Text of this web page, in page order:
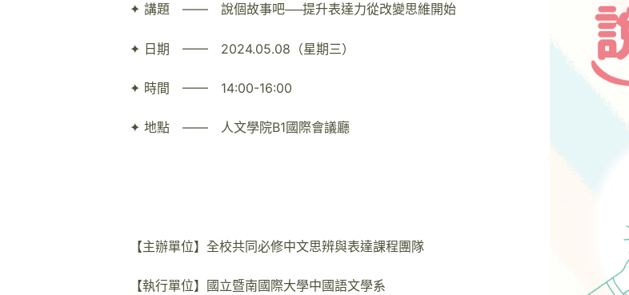
✦ 講題 —— 說個故事吧──提升表達力從改變思維開始
✦ 日期 —— 2024.05.08（星期三）
✦ 時間 —— 14:00-16:00
✦ 地點 —— 人文學院B1國際會議廳
【主辦單位】全校共同必修中文思辨與表達課程團隊
【執行單位】國立暨南國際大學中國語文學系